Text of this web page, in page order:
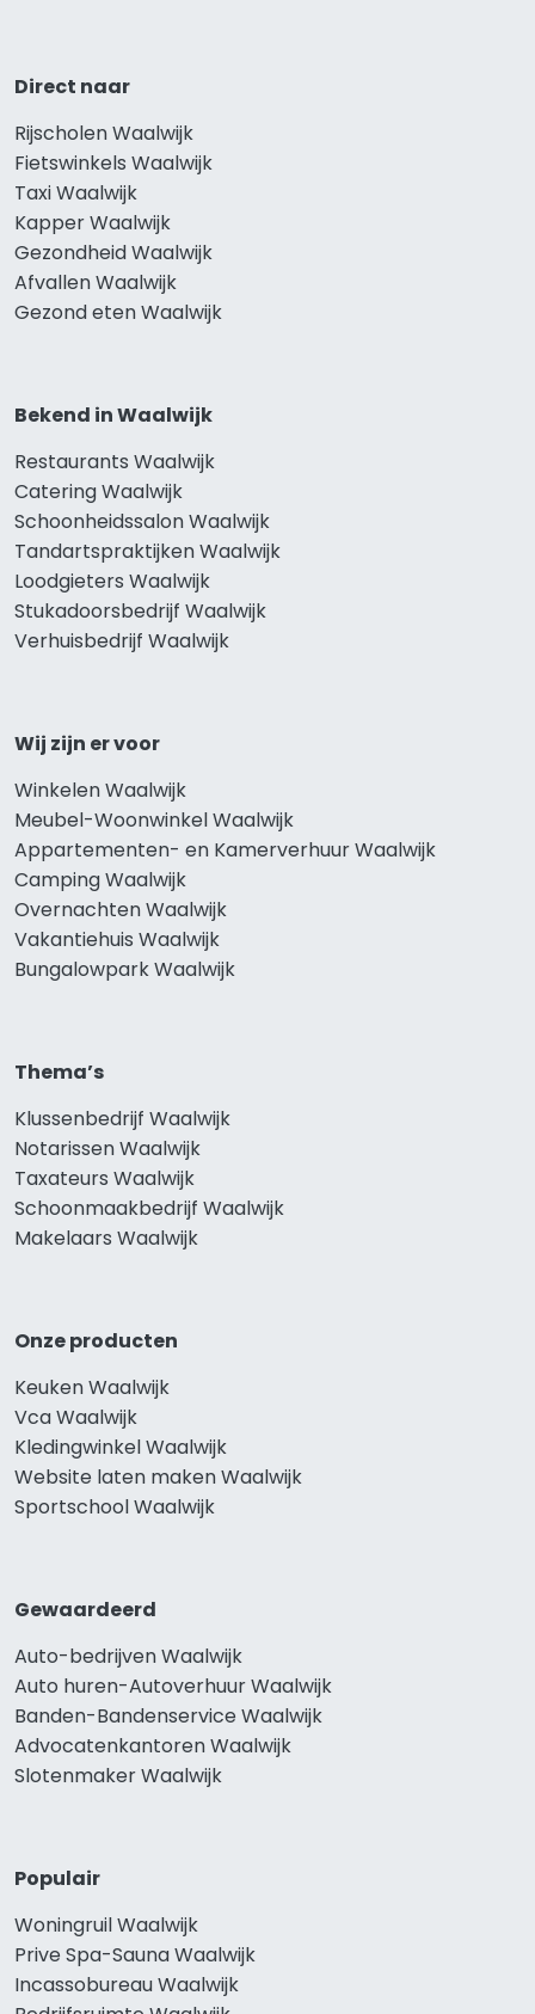
Direct naar
Rijscholen Waalwijk
Fietswinkels Waalwijk
Taxi Waalwijk
Kapper Waalwijk
Gezondheid Waalwijk
Afvallen Waalwijk
Gezond eten Waalwijk
Bekend in Waalwijk
Restaurants Waalwijk
Catering Waalwijk
Schoonheidssalon Waalwijk
Tandartspraktijken Waalwijk
Loodgieters Waalwijk
Stukadoorsbedrijf Waalwijk
Verhuisbedrijf Waalwijk
Wij zijn er voor
Winkelen Waalwijk
Meubel-Woonwinkel Waalwijk
Appartementen- en Kamerverhuur Waalwijk
Camping Waalwijk
Overnachten Waalwijk
Vakantiehuis Waalwijk
Bungalowpark Waalwijk
Thema’s
Klussenbedrijf Waalwijk
Notarissen Waalwijk
Taxateurs Waalwijk
Schoonmaakbedrijf Waalwijk
Makelaars Waalwijk
Onze producten
Keuken Waalwijk
Vca Waalwijk
Kledingwinkel Waalwijk
Website laten maken Waalwijk
Sportschool Waalwijk
Gewaardeerd
Auto-bedrijven Waalwijk
Auto huren-Autoverhuur Waalwijk
Banden-Bandenservice Waalwijk
Advocatenkantoren Waalwijk
Slotenmaker Waalwijk
Populair
Woningruil Waalwijk
Prive Spa-Sauna Waalwijk
Incassobureau Waalwijk